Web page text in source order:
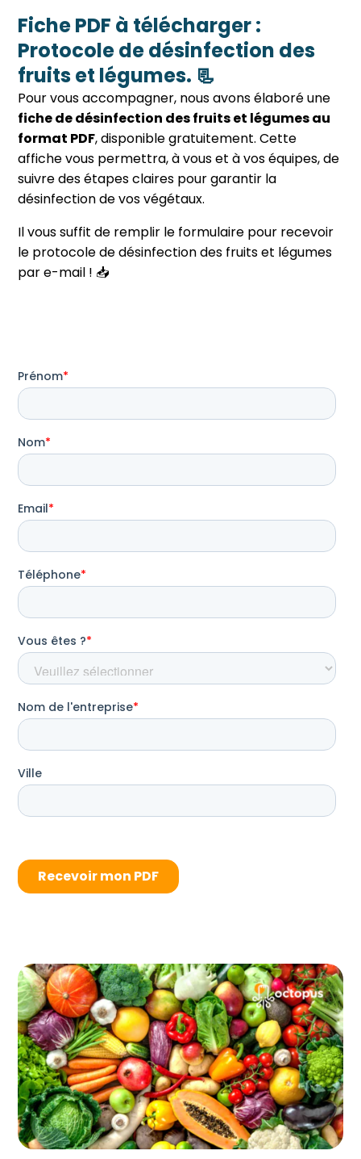
Fiche PDF à télécharger :
Protocole de désinfection des
fruits et légumes. 📃
Pour vous accompagner, nous avons élaboré une
fiche de désinfection des fruits et légumes au
format PDF, disponible gratuitement. Cette
affiche vous permettra, à vous et à vos équipes, de
suivre des étapes claires pour garantir la
désinfection de vos végétaux.
Il vous suffit de remplir le formulaire pour recevoir
le protocole de désinfection des fruits et légumes
par e-mail ! 📥